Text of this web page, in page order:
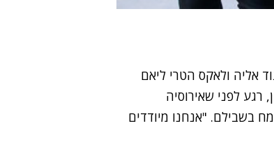
מתוקשר עד שנפרדו ב-2007. אבל בניגוד אליה ולאקס הטרי ליאם
רגע לפני שאירוסיה
בשבילם. "אנחנו מיודדים